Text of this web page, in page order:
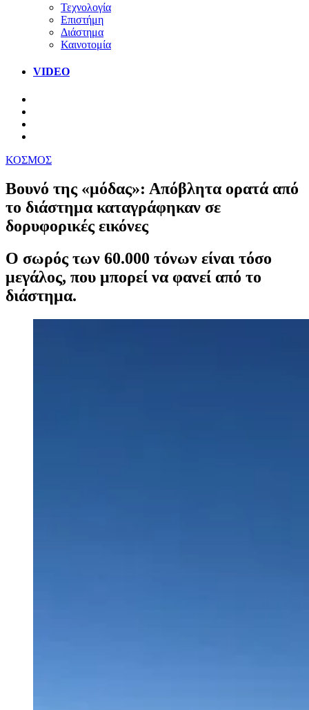
Τεχνολογία
Επιστήμη
Διάστημα
Καινοτομία
VIDEO
ΚΟΣΜΟΣ
Βουνό της «μόδας»: Απόβλητα ορατά από
το διάστημα καταγράφηκαν σε
δορυφορικές εικόνες
Ο σωρός των 60.000 τόνων είναι τόσο
μεγάλος, που μπορεί να φανεί από το
διάστημα.